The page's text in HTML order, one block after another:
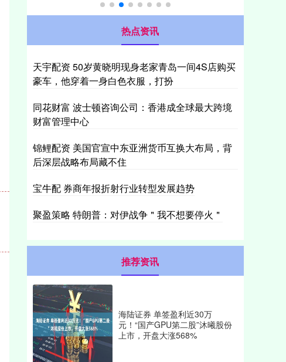
热点资讯
天宇配资 50岁黄晓明现身老家青岛一间4S店购买
豪车，他穿着一身白色衣服，打扮
同花财富 波士顿咨询公司：香港成全球最大跨境
财富管理中心
锦鲤配资 美国官宣中东亚洲货币互换大布局，背
后深层战略布局藏不住
宝牛配 券商年报折射行业转型发展趋势
聚盈策略 特朗普：对伊战争＂我不想要停火＂
推荐资讯
海陆证券 单签盈利近30万
元！“国产GPU第二股”沐曦股份
上市，开盘大涨568%